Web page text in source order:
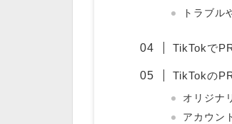
トラブル
TikTokで
TikTokの
オリジナ
アカウン